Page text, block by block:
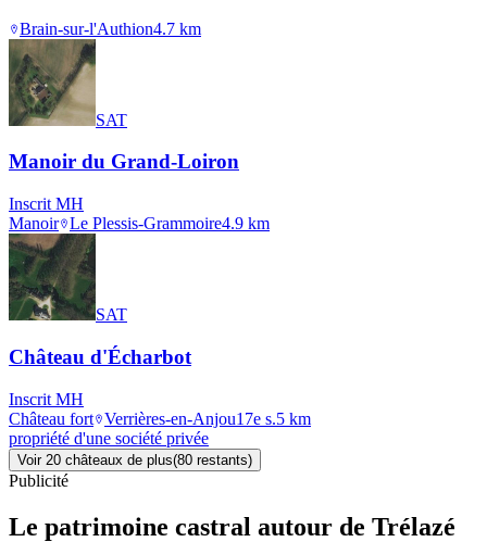
Brain-sur-l'Authion4.7 km
SAT
Manoir du Grand-Loiron
Inscrit MH
Manoir Le Plessis-Grammoire4.9 km
SAT
Château d'Écharbot
Inscrit MH
Château fort Verrières-en-Anjou17e s.5 km
propriété d'une société privée
Voir 20 châteaux de plus(80 restants)
Publicité
Le patrimoine castral autour de Trélazé